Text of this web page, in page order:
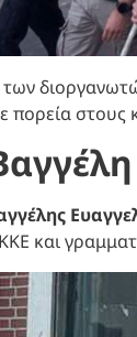
πορεία στους
και